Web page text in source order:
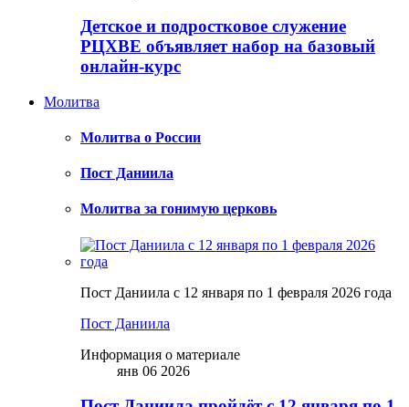
Детское и подростковое служение
РЦХВЕ объявляет набор на базовый
онлайн-курс
Молитва
Молитва о России
Пост Даниила
Молитва за гонимую церковь
Пост Даниила с 12 января по 1 февраля 2026 года
Пост Даниила
Информация о материале
янв 06 2026